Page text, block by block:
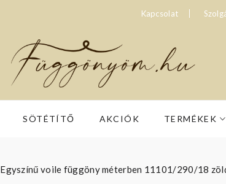
Kapcsolat
SÖTÉTÍTŐ AKCIÓK TERMÉKEK
Egyszínű voile függöny méterben 11101/290/18